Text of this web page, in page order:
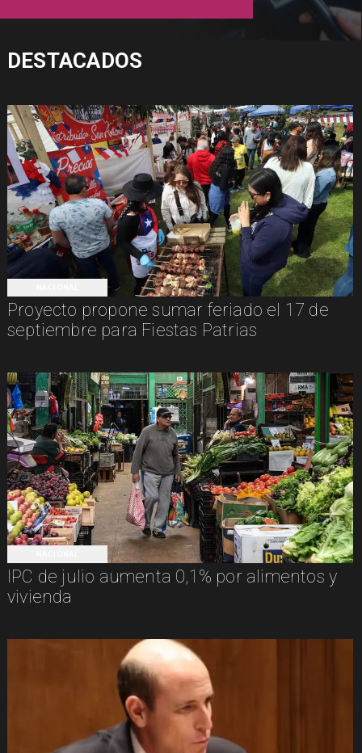
Proyecto propone sumar feriado el 17 de
septiembre para Fiestas Patrias
IPC de julio aumenta 0,1% por alimentos y
vivienda
DESTACADOS